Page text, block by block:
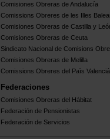
Comisiones Obreras de Andalucía
Comissions Obreres de les Illes
Comisiones Obreras de Castilla y
Comisiones Obreras de Ceuta
Sindicato Nacional de Comisions
Comisiones Obreras de Melilla
Comissions Obreres del Paìs Valenciá
Federaciones
Comisiones Obreras del Hábitat
Federación de Pensionistas
Federación de Servicios